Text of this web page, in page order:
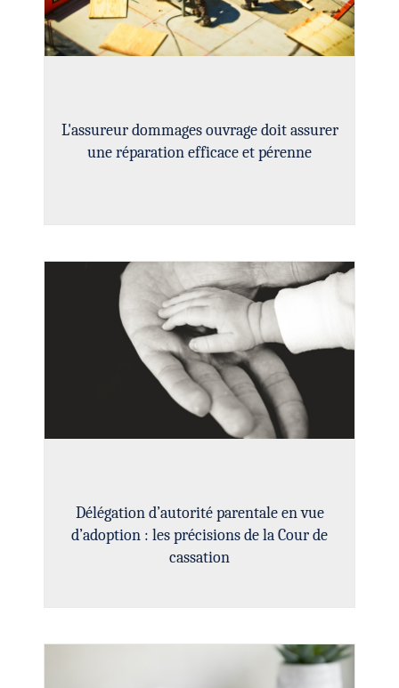
L'assureur dommages ouvrage doit assurer
une réparation efficace et pérenne
Délégation d’autorité parentale en vue
d’adoption : les précisions de la Cour de
cassation